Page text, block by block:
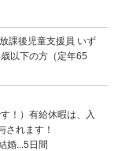
課後児童支援員 いず
以下の方（定年65
！）有給休暇は、入
されます！
婚...5日間